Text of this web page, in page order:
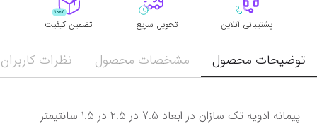
پشتیبانی آنلاین تحویل سریع تضمین کیفیت
توضیحات محصول مشخصات محصول نظرات کاربران